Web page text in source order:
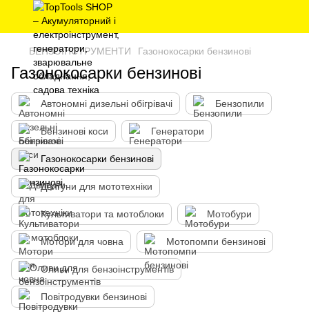
БЕНЗОІНСТРУМЕНТИ Газонокосарки бензинові
Газонокосарки бензинові
Автономні дизельні обігрівачі Бензопили
Бензинові коси Генератори
Газонокосарки бензинові
Двигуни для мототехніки
Культиватори та мотоблоки Мотобури
Мотори для човна Мотопомпи бензинові
Оливи для бензоінструментів
Повітродувки бензинові